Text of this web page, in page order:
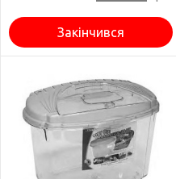
Закінчився